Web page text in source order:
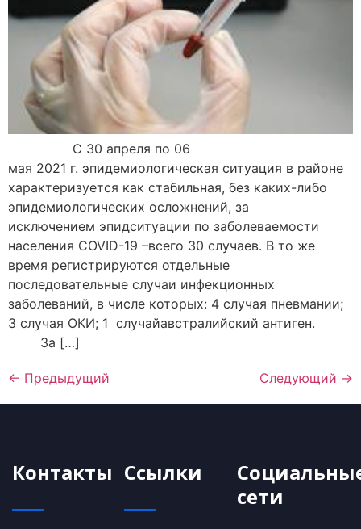
С 30 апреля по 06
мая 2021 г. эпидемиологическая ситуация в районе
характеризуется как стабильная, без каких-либо
эпидемиологических осложнений, за
исключением эпидситуации по заболеваемости
населения COVID-19 –всего 30 случаев. В то же
время регистрируются отдельные
последовательные случаи инфекционных
заболеваний, в числе которых: 4 случая пневмании;
3 случая ОКИ; 1 случайавстралийский антиген.
За […]
← Предыдущий Следующий →
Контакты Ссылки
сети